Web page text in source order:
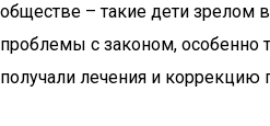
обществе – такие дети зрелом
проблемы с законом, особенно
получали лечения и коррекцию